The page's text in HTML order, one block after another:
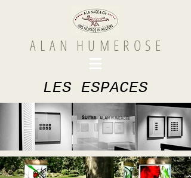
A L A N H U M E R O S E
LES ESPACES